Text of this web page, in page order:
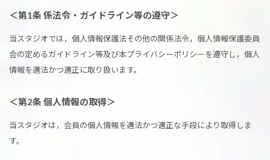
＜第1条 係法令・ガイドライン等の遵守＞
当スタジオでは，個人情報保護法その他の関係法令，個人情報保護委員
会の定めるガイドライン等及び本プライバシーポリシーを遵守し，個人
情報を適法かつ適正に取り扱います。
＜第2条 個人情報の取得＞
当スタジオは，会員の個人情報を適法かつ適正な手段により取得しま
す。